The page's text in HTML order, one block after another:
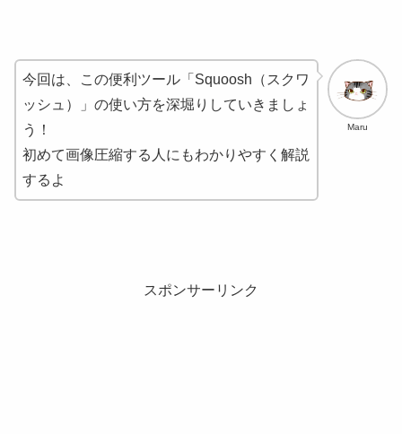
Maru
今回は、この便利ツール「Squoosh（スクワ
ッシュ）」の使い方を深堀りしていきましょ
う！
初めて画像圧縮する人にもわかりやすく解説
するよ
スポンサーリンク